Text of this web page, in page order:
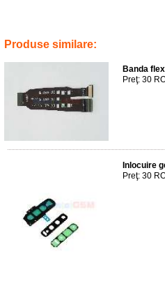
Produse similare:
Banda
Preţ: 30
Inlocuire
Preţ: 30